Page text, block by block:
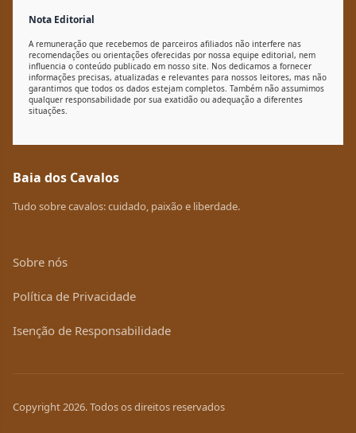
Nota Editorial
A remuneração que recebemos de parceiros afiliados não interfere nas
recomendações ou orientações oferecidas por nossa equipe editorial, nem
influencia o conteúdo publicado em nosso site. Nos dedicamos a fornecer
informações precisas, atualizadas e relevantes para nossos leitores, mas não
garantimos que todos os dados estejam completos. Também não assumimos
qualquer responsabilidade por sua exatidão ou adequação a diferentes
situações.
Baia dos Cavalos
Tudo sobre cavalos: cuidado, paixão e liberdade.
Sobre nós
Política de Privacidade
Isenção de Responsabilidade
Copyright 2026. Todos os direitos reservados